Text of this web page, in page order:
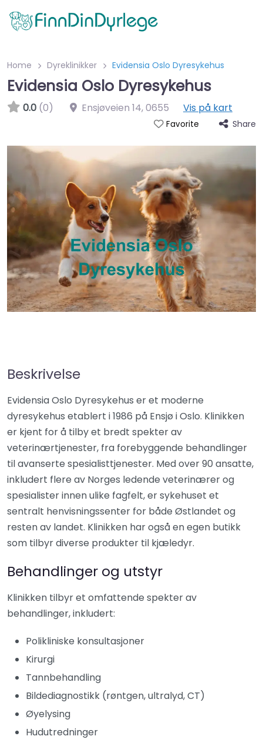
Home Dyreklinikker Evidensia Oslo Dyresykehus
Evidensia Oslo Dyresykehus
0.0 (0) Ensjøveien 14,0655 Vis på kart
Favorite Share
Beskrivelse
Evidensia Oslo Dyresykehus er et moderne
dyresykehus etablert i 1986 på Ensjø i Oslo. Klinikken
er kjent for å tilby et bredt spekter av
veterinærtjenester, fra forebyggende behandlinger
til avanserte spesialisttjenester. Med over 90 ansatte,
inkludert flere av Norges ledende veterinærer og
spesialister innen ulike fagfelt, er sykehuset et
sentralt henvisningssenter for både Østlandet og
resten av landet. Klinikken har også en egen butikk
som tilbyr diverse produkter til kjæledyr.
Behandlinger og utstyr
Klinikken tilbyr et omfattende spekter av
behandlinger, inkludert:
Polikliniske konsultasjoner
Kirurgi
Tannbehandling
Bildediagnostikk (røntgen, ultralyd, CT)
Øyelysing
Hudutredninger